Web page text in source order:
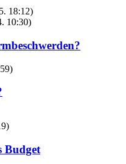
18:12)
10:30)
Budget